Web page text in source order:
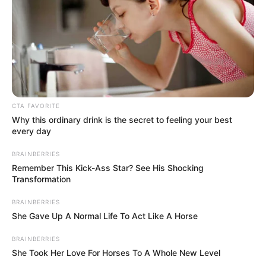
13/12/2023
Wie groß ist das Vermögen von Bridget Moynahan
2021? Auch für 2023 haben wir alle Infos über Geld,
Verdients und Vermögen von Bridget Moynahan 2021
für Dich zusammengestellt! Lies hier alle wichtigen
Infos über die Einnahmen und das Privatvermögen von
Bridget Moynahan 2021.Kathryn Bridget Mayonahan i
CTA FAVORITE
Why this ordinary drink is the secret to feeling your best
every day
BRAINBERRIES
Remember This Kick-Ass Star? See His Shocking
Transformation
BRAINBERRIES
She Gave Up A Normal Life To Act Like A Horse
BRAINBERRIES
She Took Her Love For Horses To A Whole New Level